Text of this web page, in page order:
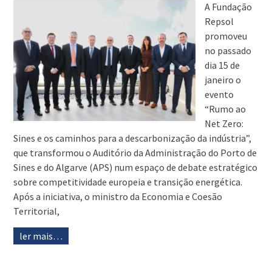
A Fundação
Repsol
promoveu
no passado
dia 15 de
janeiro o
evento
“Rumo ao
Net Zero:
Sines e os caminhos para a descarbonização da indústria”,
que transformou o Auditório da Administração do Porto de
Sines e do Algarve (APS) num espaço de debate estratégico
sobre competitividade europeia e transição energética.
Após a iniciativa, o ministro da Economia e Coesão
Territorial,
ler mais…